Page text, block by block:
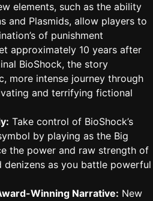
elements, such as the ability
and Plasmids, allow players to
of punishment
approximately 10 years after
BioShock, the story
more intense journey through
and terrifying fictional
Take control of BioShock’s
by playing as the Big
the power and raw strength of
denizens as you battle powerful
Winning Narrative: New